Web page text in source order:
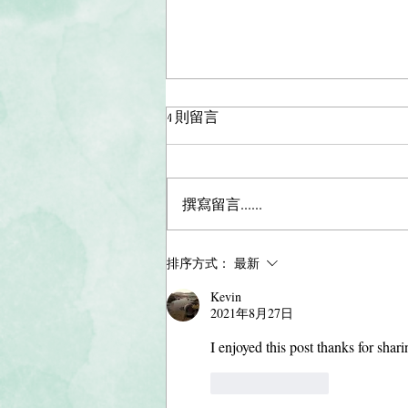
琼瑶｜选择平和喜乐地离开是
一种智慧
1 則留言
撰寫留言......
排序方式： 最新
Kevin
2021年8月27日
I enjoyed this post thanks for